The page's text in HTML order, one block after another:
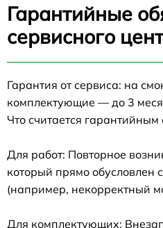
Гарантийные
сервисного
Гарантия от сервиса: на
комплектующие — до 3
Что считается гарантийным
Для работ: Повторное
который прямо обусловлен
(например, некорректный
Для комплектующих: